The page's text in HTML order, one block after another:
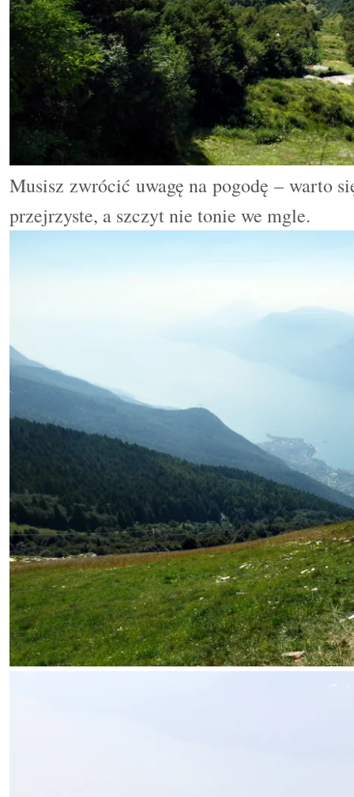
Musisz zwrócić uwagę na pogodę – warto
przejrzyste, a szczyt nie tonie we mgle.